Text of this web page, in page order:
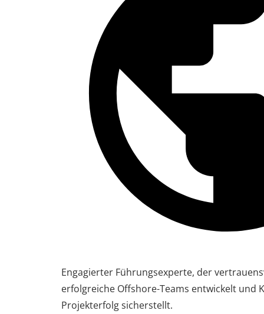
Engagierter Führungsexperte, der
erfolgreiche Offshore-Teams entwickelt und
Projekterfolg sicherstellt.